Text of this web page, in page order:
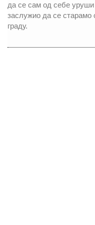
да се сам од себе уруши
заслужио да се
граду.